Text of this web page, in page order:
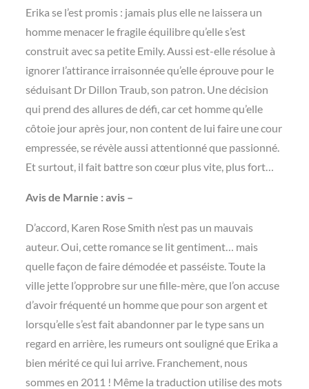
Erika se l’est promis : jamais plus elle ne laissera un
homme menacer le fragile équilibre qu’elle s’est
construit avec sa petite Emily. Aussi est-elle résolue à
ignorer l’attirance irraisonnée qu’elle éprouve pour le
séduisant Dr Dillon Traub, son patron. Une décision
qui prend des allures de défi, car cet homme qu’elle
côtoie jour après jour, non content de lui faire une cour
empressée, se révèle aussi attentionné que passionné.
Et surtout, il fait battre son cœur plus vite, plus fort…
Avis de Marnie : avis –
D’accord, Karen Rose Smith n’est pas un mauvais
auteur. Oui, cette romance se lit gentiment… mais
quelle façon de faire démodée et passéiste. Toute la
ville jette l’opprobre sur une fille-mère, que l’on accuse
d’avoir fréquenté un homme que pour son argent et
lorsqu’elle s’est fait abandonner par le type sans un
regard en arrière, les rumeurs ont souligné que Erika a
bien mérité ce qui lui arrive. Franchement, nous
sommes en 2011 ! Même la traduction utilise des mots